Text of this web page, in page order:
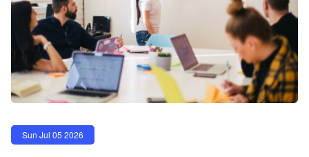
Sun Jul 05 2026